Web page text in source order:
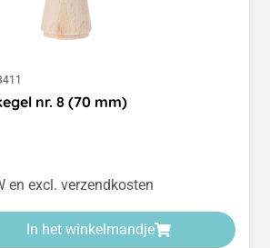
nr. 8 (70 mm)
en excl. verzendkosten
In het winkelmandje